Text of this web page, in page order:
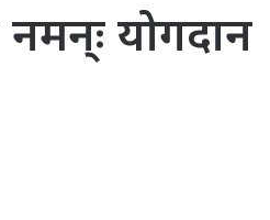
नमन्ः योगदान